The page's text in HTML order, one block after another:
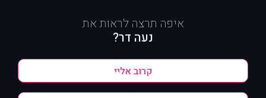
איפה תרצה לראות את
נעה דר?